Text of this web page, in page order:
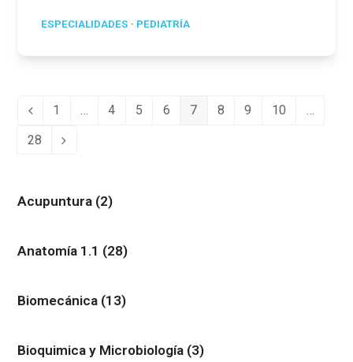
ESPECIALIDADES · PEDIATRÍA
AnteriorPage
1 … Page
4 Page
5 Page
6 Page
7 Page
8 Page
9 Page
10 …
Page
28 Siguiente
Acupuntura (2)
Anatomía 1.1 (28)
Biomecánica (13)
Bioquimica y Microbiología (3)